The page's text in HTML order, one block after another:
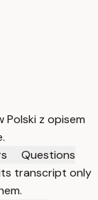
Polski z opisem
Questions
transcript only